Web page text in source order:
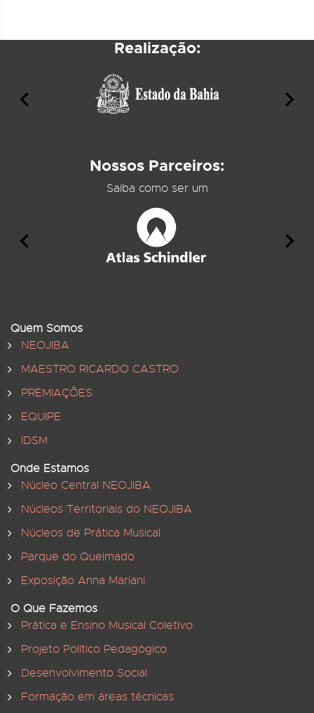
Realização:
Nossos Parceiros:
Saiba como ser um
Quem Somos
NEOJIBA
MAESTRO RICARDO CASTRO
PREMIAÇÕES
EQUIPE
IDSM
Onde Estamos
Núcleo Central NEOJIBA
Núcleos Territoriais do NEOJIBA
Núcleos de Prática Musical
Parque do Queimado
Exposição Anna Mariani
O Que Fazemos
Prática e Ensino Musical Coletivo
Projeto Político Pedagógico
Desenvolvimento Social
Formação em áreas técnicas